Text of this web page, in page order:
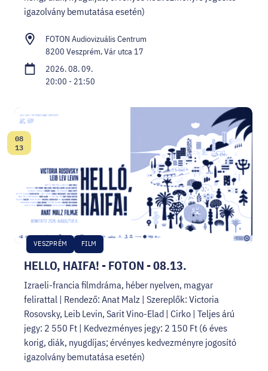
igazolvány bemutatása esetén)
FOTON Audiovizuális Centrum
8200 Veszprém, Vár utca 17
2026. 08. 09.
20:00 - 21:50
HELLO, HAIFA! - FOTON - 08.13.
VESZPRÉM FILM
Dátum:
08
13
Izraeli-francia filmdráma, héber nyelven, magyar
felirattal | Rendező: Anat Malz | Szereplők: Victoria
Rosovsky, Leib Levin, Sarit Vino-Elad | Cirko | Teljes árú
jegy: 2 550 Ft | Kedvezményes jegy: 2 150 Ft (6 éves
korig, diák, nyugdíjas; érvényes kedvezményre jogosító
igazolvány bemutatása esetén)